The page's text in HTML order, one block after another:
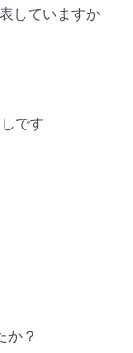
していますか
です
か？